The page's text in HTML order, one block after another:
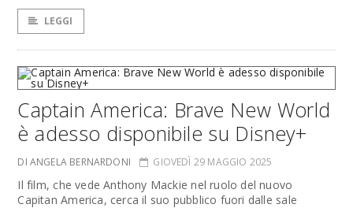
LEGGI
Captain America: Brave New World
è adesso disponibile su Disney+
DI ANGELA BERNARDONI GIOVEDÌ 29 MAGGIO 2025
Il film, che vede Anthony Mackie nel ruolo del nuovo
Capitan America, cerca il suo pubblico fuori dalle sale